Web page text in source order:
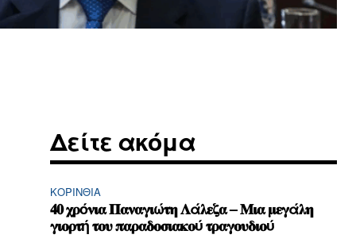
Δείτε ακόμα
ΚΟΡΙΝΘΊΑ
𝟒𝟎 𝛘𝛒ό𝛎𝛊𝛂 𝚷𝛂𝛎𝛂𝛄𝛊ώ𝛕𝛈 𝚲ά𝛌𝛆𝛇𝛂 – 𝚳𝛊𝛂 𝛍𝛆𝛄ά𝛌𝛈
𝛄𝛊𝛐𝛒𝛕ή 𝛕𝛐𝛖 𝛑𝛂𝛒𝛂𝛅𝛐𝛔𝛊𝛂𝛋𝛐ύ 𝛕𝛒𝛂𝛄𝛐𝛖𝛅𝛊𝛐ύ